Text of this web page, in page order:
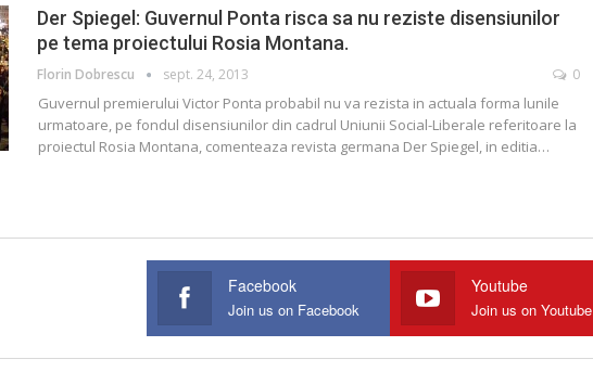
Der Spiegel: Guvernul Ponta risca sa nu reziste disensiunilor
pe tema proiectului Rosia Montana.
Florin Dobrescu sept. 24, 2013 0
Guvernul premierului Victor Ponta probabil nu va rezista in actuala forma lunile
urmatoare, pe fondul disensiunilor din cadrul Uniunii Social-Liberale referitoare la
proiectul Rosia Montana, comenteaza revista germana Der Spiegel, in editia…
Facebook
Join us on Facebook
Youtube
Join us on Youtube